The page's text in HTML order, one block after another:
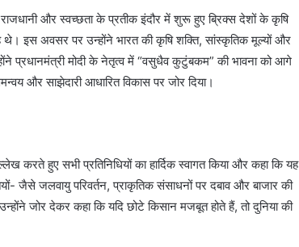
और स्वच्छता के प्रतीक इंदौर में शुरू हुए ब्रिक्स देशों के कृषि
इस अवसर पर उन्होंने भारत की कृषि शक्ति, सांस्कृतिक मूल्यों और
प्रधानमंत्री मोदी के नेतृत्व में “वसुधैव कुटुंबकम” की भावना को आगे
और साझेदारी आधारित विकास पर जोर दिया।
करते हुए सभी प्रतिनिधियों का हार्दिक स्वागत किया और कहा कि यह
जैसे जलवायु परिवर्तन, प्राकृतिक संसाधनों पर दबाव और बाजार की
जोर देकर कहा कि यदि छोटे किसान मजबूत होते हैं, तो दुनिया की